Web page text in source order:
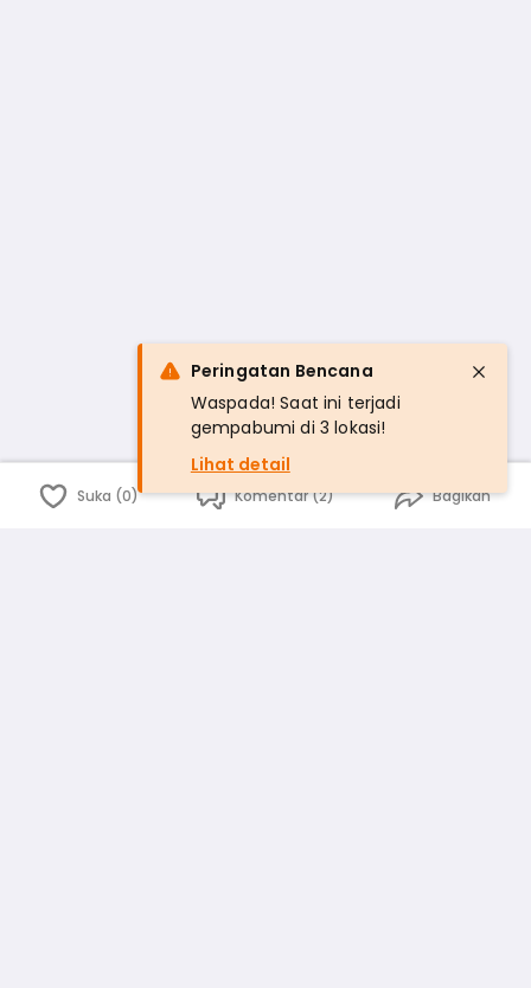
Suka (0) Komentar (2) Bagikan
Peringatan Bencana
Waspada! Saat ini terjadi
gempabumi di 3 lokasi!
Lihat detail